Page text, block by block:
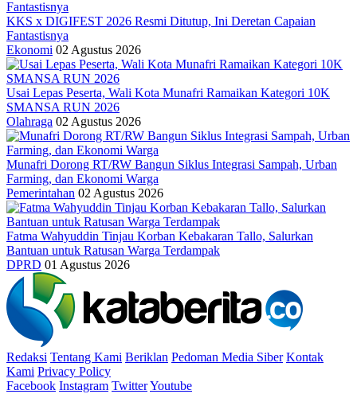
KKS x DIGIFEST 2026 Resmi Ditutup, Ini Deretan Capaian
Fantastisnya
Ekonomi 02 Agustus 2026
Usai Lepas Peserta, Wali Kota Munafri Ramaikan Kategori 10K
SMANSA RUN 2026
Olahraga 02 Agustus 2026
Munafri Dorong RT/RW Bangun Siklus Integrasi Sampah, Urban
Farming, dan Ekonomi Warga
Pemerintahan 02 Agustus 2026
Fatma Wahyuddin Tinjau Korban Kebakaran Tallo, Salurkan
Bantuan untuk Ratusan Warga Terdampak
DPRD 01 Agustus 2026
Redaksi Tentang Kami Beriklan Pedoman Media Siber Kontak
Kami Privacy Policy
Facebook Instagram TwitterYoutube